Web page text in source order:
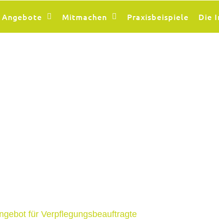
Angebote Mitmachen Praxisbeispiele Die
für Verpflegungsbeauftragte